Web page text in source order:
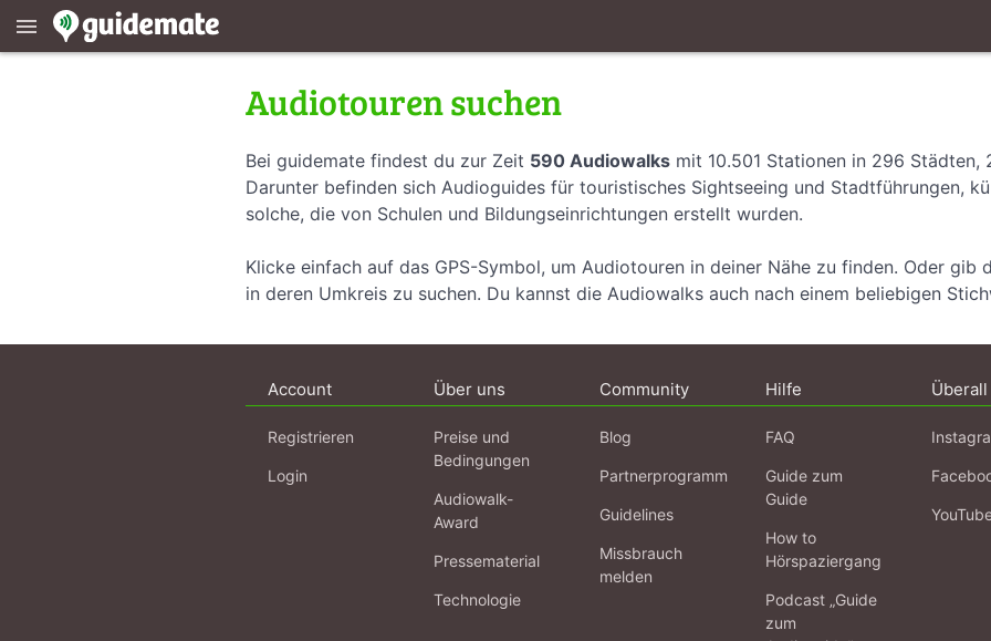
menu
Audiotouren suchen
Bei guidemate findest du zur Zeit 590 Audiowalks mit 10.501 Stationen in 296 Städten,
Darunter befinden sich Audioguides für touristisches Sightseeing und Stadtführungen,
solche, die von Schulen und Bildungseinrichtungen erstellt wurden.
Klicke einfach auf das GPS-Symbol, um Audiotouren in deiner Nähe zu finden. Oder gib
in deren Umkreis zu suchen. Du kannst die Audiowalks auch nach einem beliebigen
Account
Registrieren
Login
Über uns
Preise und
Bedingungen
Audiowalk-
Award
Pressematerial
Technologie
Community
Blog
Partnerprogramm
Guidelines
Missbrauch
melden
Hilfe
FAQ
Guide zum
Guide
How to
Hörspaziergang
Podcast „Guide
zum
Überall